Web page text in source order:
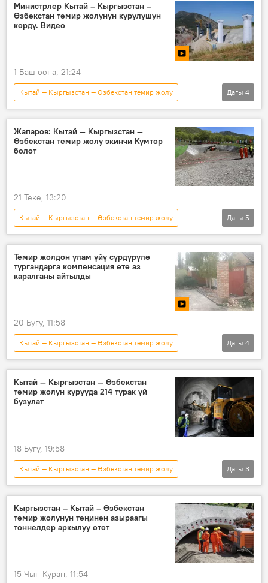
Министрлер Кытай – Кыргызстан –
Өзбекстан темир жолунун курулушун
көрдү. Видео
1 Баш оона, 21:24
Кытай — Кыргызстан — Өзбекстан темир жолу
Кыргызстан
курулуш
тоннель
Талантбек Солтобаев
Дагы 4
Жапаров: Кытай — Кыргызстан —
Өзбекстан темир жолу экинчи Кумтөр
болот
21 Теке, 13:20
Кытай — Кыргызстан — Өзбекстан темир жолу
Кыргызстан
Садыр Жапаров
кайрылуу
киреше Кумтөр
Дагы 5
Темир жолдон улам үйү сүрдүрүлө
тургандарга компенсация өтө аз
каралганы айтылды
20 Бугу, 11:58
Кытай — Кыргызстан — Өзбекстан темир жолу
Кыргызстан
курулуш
түрттүрүү
кенемте
Дагы 4
Кытай — Кыргызстан — Өзбекстан
темир жолун курууда 214 турак үй
бузулат
18 Бугу, 19:58
Кытай — Кыргызстан — Өзбекстан темир жолу
Кыргызстан
компенсация үй
Дагы 3
Кыргызстан – Кытай – Өзбекстан
темир жолунун теңинен азыраагы
тоннелдер аркылуу өтөт
15 Чын Куран, 11:54